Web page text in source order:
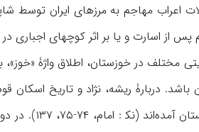
پس از اسارت و یا بر اثر کوچهای اجباری
مختلف در خوزستان، اطلاق واژۀ «خوز»،
دربارۀ ریشه، نژاد و تاریخ اسکان
سمت شمال